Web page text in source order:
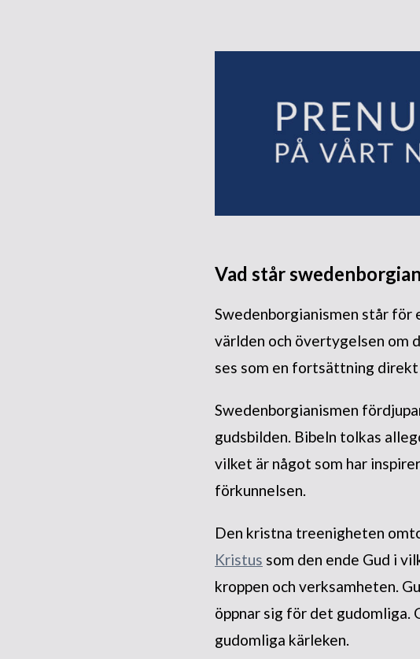
Vad står
Swedenborgianismen står
världen och övertygelsen om
ses som en fortsättning
Swedenborgianismen
gudsbilden. Bibeln tolkas
vilket är något som har
förkunnelsen.
Den kristna treenigheten
Kristus som den ende Gud i
kroppen och verksamheten.
öppnar sig för det gudomliga.
gudomliga kärleken.